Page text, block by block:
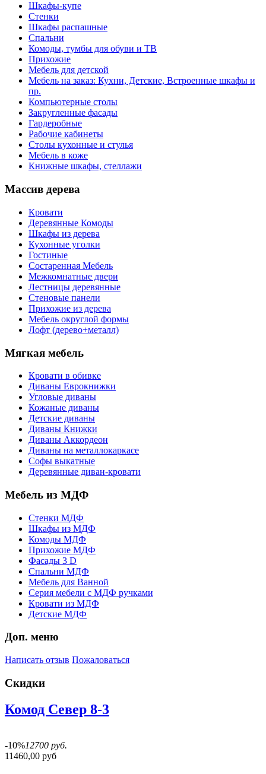
Шкафы-купе
Стенки
Шкафы распашные
Спальни
Комоды, тумбы для обуви и ТВ
Прихожие
Мебель для детской
Мебель на заказ: Кухни, Детские, Встроенные шкафы и
пр.
Компьютерные столы
Закругленные фасады
Гардеробные
Рабочие кабинеты
Столы кухонные и стулья
Мебель в коже
Книжные шкафы, стеллажи
Массив дерева
Кровати
Деревянные Комоды
Шкафы из дерева
Кухонные уголки
Гостиные
Состаренная Мебель
Межкомнатные двери
Лестницы деревянные
Стеновые панели
Прихожие из дерева
Мебель округлой формы
Лофт (дерево+металл)
Мягкая мебель
Кровати в обивке
Диваны Еврокнижки
Угловые диваны
Кожаные диваны
Детские диваны
Диваны Книжки
Диваны Аккордеон
Диваны на металлокаркасе
Софы выкатные
Деревянные диван-кровати
Мебель из МДФ
Стенки МДФ
Шкафы из МДФ
Комоды МДФ
Прихожие МДФ
Фасады 3 D
Спальни МДФ
Мебель для Ванной
Серия мебели с МДФ ручками
Кровати из МДФ
Детские МДФ
Доп. меню
Написать отзыв Пожаловаться
Скидки
Комод Север 8-3
-10%12700 руб.
11460,00 руб